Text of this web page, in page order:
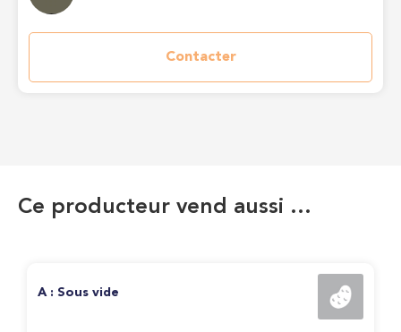
Contacter
Ce producteur vend aussi …
A : Sous vide